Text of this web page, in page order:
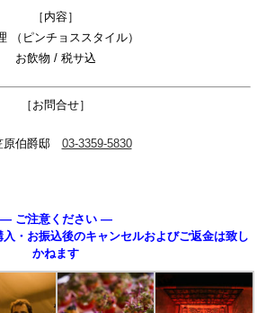
［内容］
（ピンチョススタイル）
お飲物 / 税サ込
［お問合せ］
原伯爵邸 03-3359-5830
— ご注意ください —
・お振込後のキャンセルおよびご返金は致し
かねます